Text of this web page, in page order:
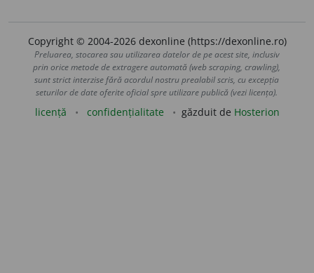
Copyright © 2004-2026 dexonline (https://dexonline.ro)
Preluarea, stocarea sau utilizarea datelor de pe acest site, inclusiv
prin orice metode de extragere automată (web scraping, crawling),
sunt strict interzise fără acordul nostru prealabil scris, cu excepția
seturilor de date oferite oficial spre utilizare publică (vezi licența).
licență confidențialitate găzduit de Hosterion